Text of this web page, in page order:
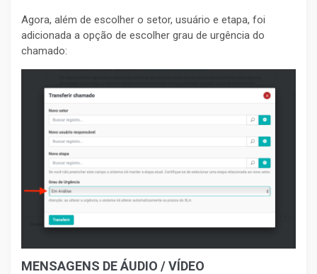
Agora, além de escolher o setor, usuário e etapa, foi
adicionada a opção de escolher grau de urgência do
chamado:
MENSAGENS DE ÁUDIO / VÍDEO